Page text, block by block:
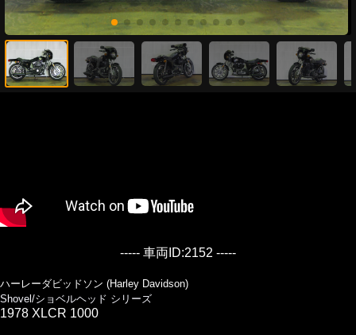
----- 車両ID:2152 -----
ハーレーダビッドソン (Harley Davidson)
Shovel/ショベルヘッド シリーズ
1978 XLCR 1000